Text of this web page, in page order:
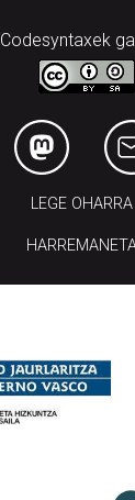
Codesyntaxek
LEGE OHARRA